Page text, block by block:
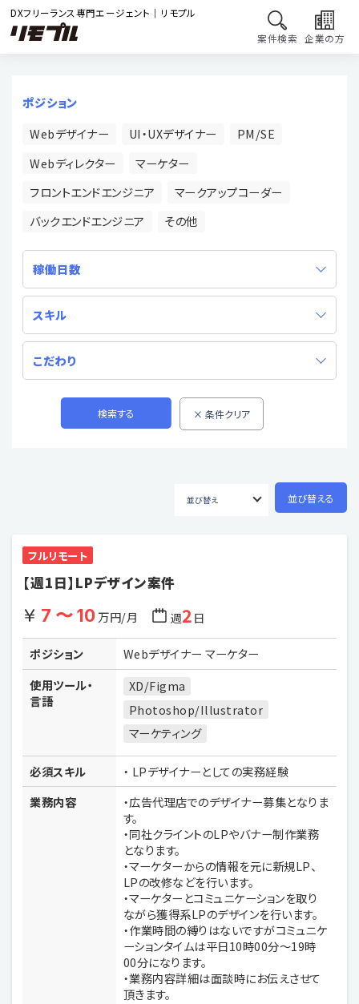
DXフリーランス専門エージェント｜リモプル
案件検索 企業の方
ポジション
Webデザイナー
UI・UXデザイナー
PM/SE
Webディレクター
マーケター
フロントエンドエンジニア
マークアップコーダー
バックエンドエンジニア
その他
稼働日数
スキル
こだわり
フルリモート
【週1日】LPデザイン案件
7 〜 10万円/月 週2日
ポジション
Webデザイナー マーケター
使用ツール・
言語
XD/Figma
Photoshop/Illustrator
マーケティング
必須スキル
・ LPデザイナーとしての実務経験
業務内容
・広告代理店でのデザイナー募集となりま
す。
・同社クライントのLPやバナー制作業務
となります。
・マーケターからの情報を元に新規LP、
LPの改修などを行います。
・マーケターとコミュニケーションを取り
ながら獲得系LPのデザインを行います。
・作業時間の縛りはないですがコミュニケ
ーションタイムは平日10時00分〜19時
00分になります。
・業務内容詳細は面談時にお伝えさせて
頂きます。